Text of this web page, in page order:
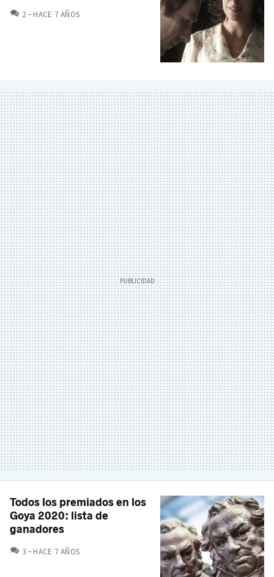
2 COMENTARIOS
HACE 7 AÑOS
Todos los premiados en los
Goya 2020: lista de
ganadores
3 COMENTARIOS
HACE 7 AÑOS